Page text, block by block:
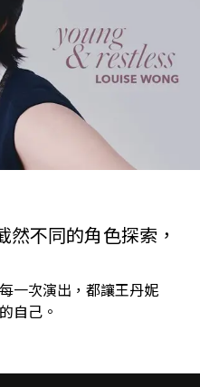
然不同的角色探索，
一次演出，都讓王丹妮
自己。